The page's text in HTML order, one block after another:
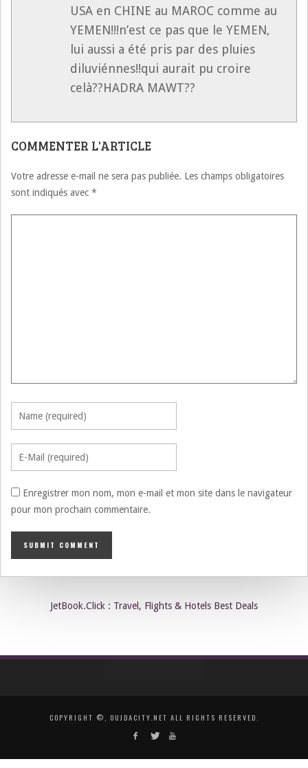
USA en CHINE au MAROC comme au
YEMEN!!!n’est ce pas que le YEMEN,
lui aussi a été pris par des pluies
diluviénnes!!qui aurait pu croire
celà??HADRA MAWT??
COMMENTER L'ARTICLE
Votre adresse e-mail ne sera pas publiée. Les champs obligatoires
sont indiqués avec *
Enregistrer mon nom, mon e-mail et mon site dans le navigateur
pour mon prochain commentaire.
JetBook.Click : Travel, Flights & Hotels Best Deals
COPYRIGHT ©, OUJDACITY.NET ALL RIGHTS RESERVED.